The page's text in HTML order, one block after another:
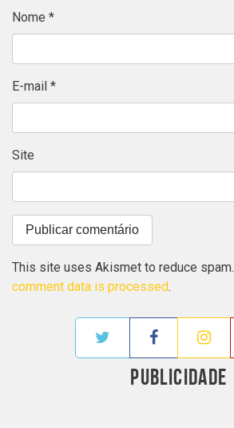
Nome *
E-mail *
Site
This site uses Akismet to reduce spam.
comment data is processed.
PUBLICIDADE